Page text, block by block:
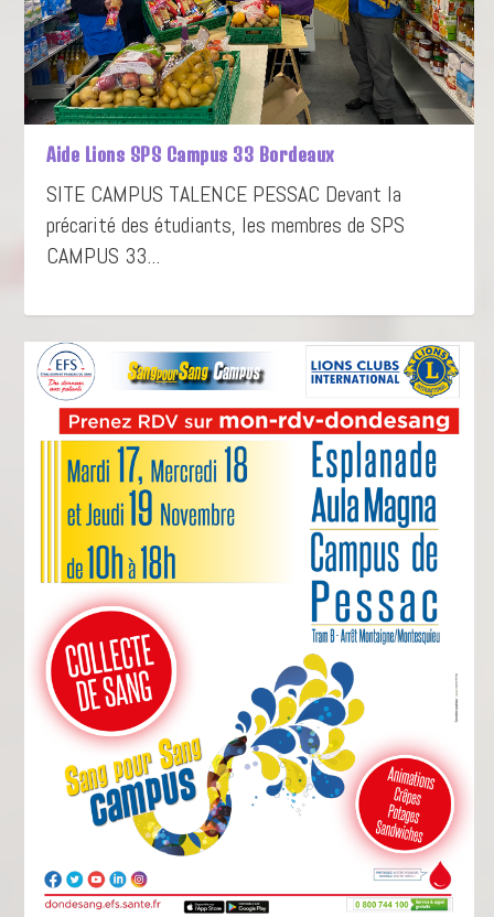
Aide Lions SPS Campus 33 Bordeaux
SITE CAMPUS TALENCE PESSAC Devant la
précarité des étudiants, les membres de SPS
CAMPUS 33...